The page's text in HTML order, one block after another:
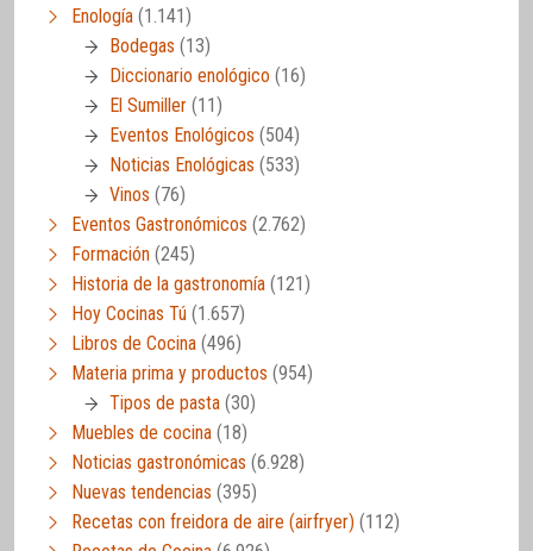
Enología (1.141)
Bodegas (13)
Diccionario enológico (16)
El Sumiller (11)
Eventos Enológicos (504)
Noticias Enológicas (533)
Vinos (76)
Eventos Gastronómicos (2.762)
Formación (245)
Historia de la gastronomía (121)
Hoy Cocinas Tú (1.657)
Libros de Cocina (496)
Materia prima y productos (954)
Tipos de pasta (30)
Muebles de cocina (18)
Noticias gastronómicas (6.928)
Nuevas tendencias (395)
Recetas con freidora de aire (airfryer) (112)